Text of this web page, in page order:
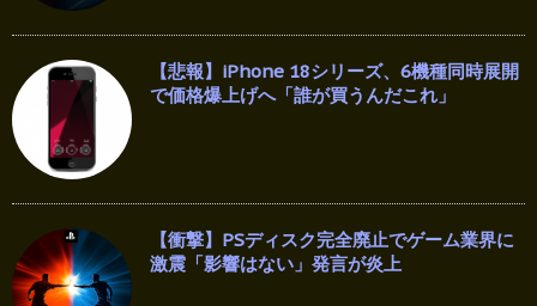
【悲報】iPhone 18シリーズ、6機種同時展開
で価格爆上げへ「誰が買うんだこれ」
【衝撃】PSディスク完全廃止でゲーム業界に
激震「影響はない」発言が炎上